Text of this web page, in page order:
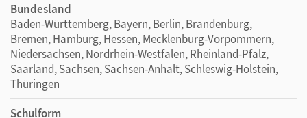
Bundesland
Baden-Württemberg, Bayern, Berlin, Brandenburg,
Bremen, Hamburg, Hessen, Mecklenburg-Vorpommern,
Niedersachsen, Nordrhein-Westfalen, Rheinland-Pfalz,
Saarland, Sachsen, Sachsen-Anhalt, Schleswig-Holstein,
Thüringen
Schulform